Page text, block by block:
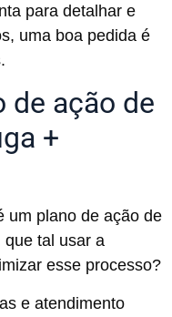
para detalhar e
uma boa pedida é
de ação de
+
um plano de ação de
que tal usar a
esse processo?
e atendimento